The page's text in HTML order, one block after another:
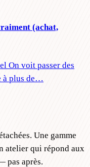
(achat,
On voit passer des
à plus de…
Une gamme
atelier qui répond aux
pas après.